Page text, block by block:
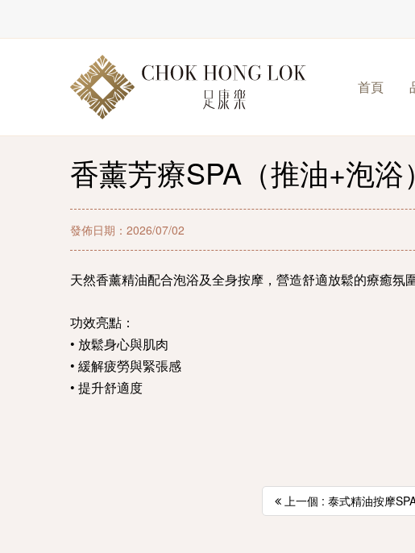
首頁
香薰芳療SPA（推油+泡浴）
發佈日期：2026/07/02
天然香薰精油配合泡浴及全身按摩，營造舒適放鬆的療癒氛
功效亮點：
• 放鬆身心與肌肉
• 緩解疲勞與緊張感
• 提升舒適度
上一個 : 泰式精油按摩